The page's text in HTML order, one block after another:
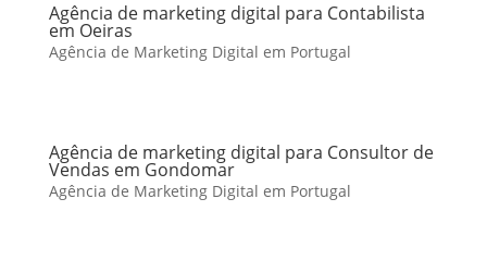
Agência de marketing digital para Contabilista
em Oeiras
Agência de Marketing Digital em Portugal
Agência de marketing digital para Consultor de
Vendas em Gondomar
Agência de Marketing Digital em Portugal